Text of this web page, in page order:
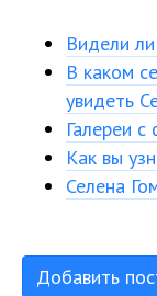
Видели
В каком
увидеть
Галереи
Как вы
Селена
Добавить